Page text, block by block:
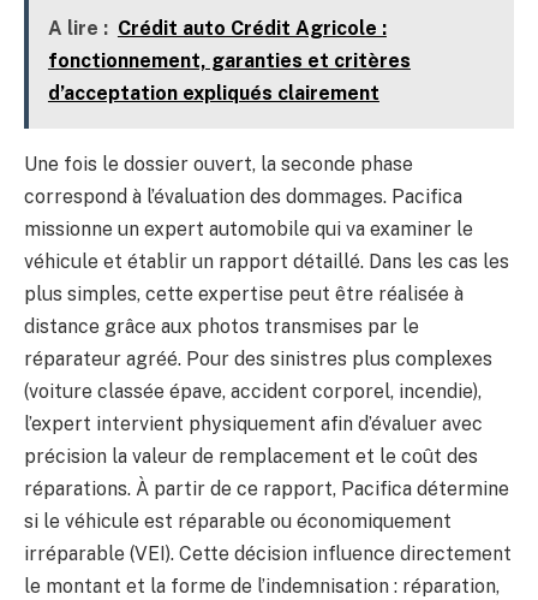
A lire : Crédit auto Crédit Agricole :
fonctionnement, garanties et critères
d’acceptation expliqués clairement
Une fois le dossier ouvert, la seconde phase
correspond à l’évaluation des dommages. Pacifica
missionne un expert automobile qui va examiner le
véhicule et établir un rapport détaillé. Dans les cas les
plus simples, cette expertise peut être réalisée à
distance grâce aux photos transmises par le
réparateur agréé. Pour des sinistres plus complexes
(voiture classée épave, accident corporel, incendie),
l’expert intervient physiquement afin d’évaluer avec
précision la valeur de remplacement et le coût des
réparations. À partir de ce rapport, Pacifica détermine
si le véhicule est réparable ou économiquement
irréparable (VEI). Cette décision influence directement
le montant et la forme de l’indemnisation : réparation,